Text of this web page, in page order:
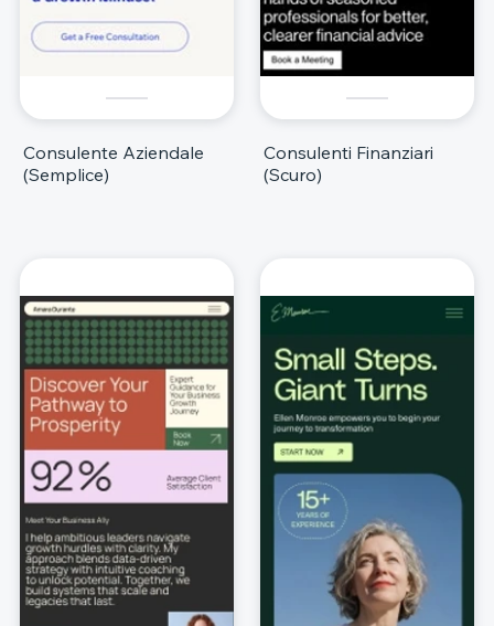
Consulente Aziendale
(Semplice)
Consulenti Finanziari
(Scuro)